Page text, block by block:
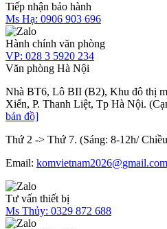
Tiếp nhận bảo hành
Ms Hạ: 0906 903 696
Hành chính văn phòng
VP: 028 3 5920 234
Văn phòng Hà Nội
Nhà BT6, Lô BII (B2), Khu đô thị
Xiển, P. Thanh Liệt, Tp Hà Nội.
bản đồ]
Thứ 2 -> Thứ 7. (Sáng: 8-12h/
Email: komvietnam2026@gmail.com
Tư vấn thiết bị
Ms Thủy: 0329 872 688